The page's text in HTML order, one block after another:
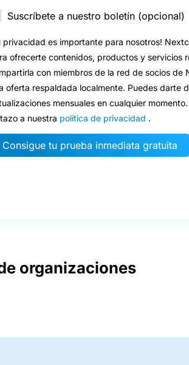
Suscríbete a nuestro boletín (opcional)
privacidad es importante para nosotros!
ofrecerte contenidos, productos y servicios
con miembros de la red de socios de
oferta respaldada localmente. Puedes darte
mensuales en cualquier
a nuestra política de privacidad .
organizaciones